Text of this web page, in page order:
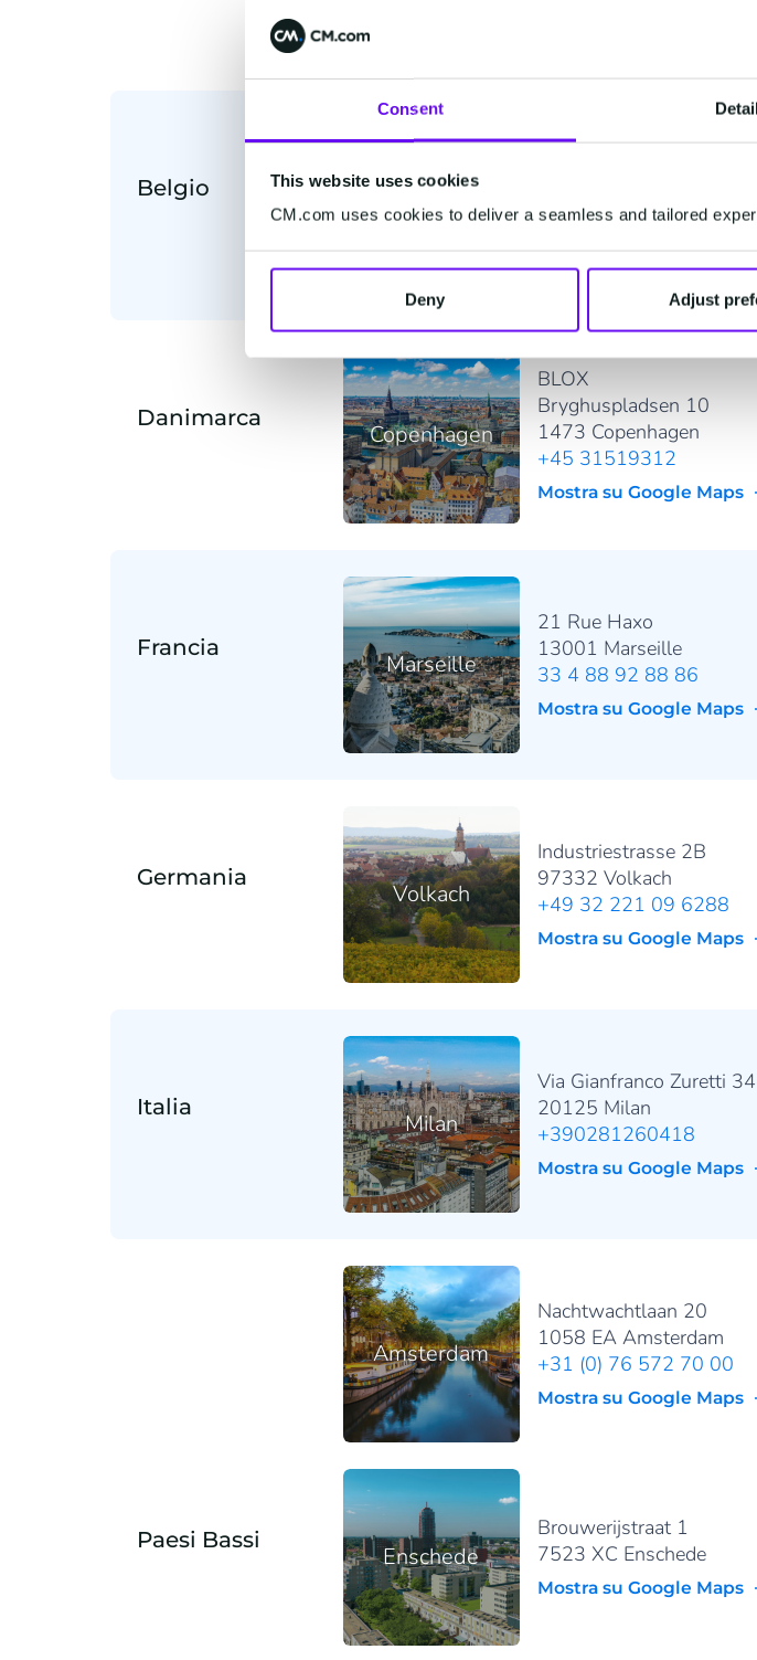
Consent
This website uses cookies
CM.com uses cookies to deliver a seamless and tailored
Deny Adjust
Belgio
Mechelen
+32 (0) 2 255 66 11
Mostra su Google Maps
Danimarca
Copenhagen
BLOX
Bryghuspladsen 10
1473 Copenhagen
+45 31519312
Mostra su Google Maps
Francia
Marseille
21 Rue Haxo
13001 Marseille
33 4 88 92 88 86
Mostra su Google Maps
Germania
Volkach
Industriestrasse 2B
97332 Volkach
+49 32 221 09 6288
Mostra su Google Maps
Italia
Milan
Via Gianfranco Zuretti 34
20125 Milan
+390281260418
Mostra su Google Maps
Paesi Bassi
Amsterdam
Nachtwachtlaan 20
1058 EA Amsterdam
+31 (0) 76 572 70 00
Mostra su Google Maps
Enschede
Brouwerijstraat 1
7523 XC Enschede
Mostra su Google Maps